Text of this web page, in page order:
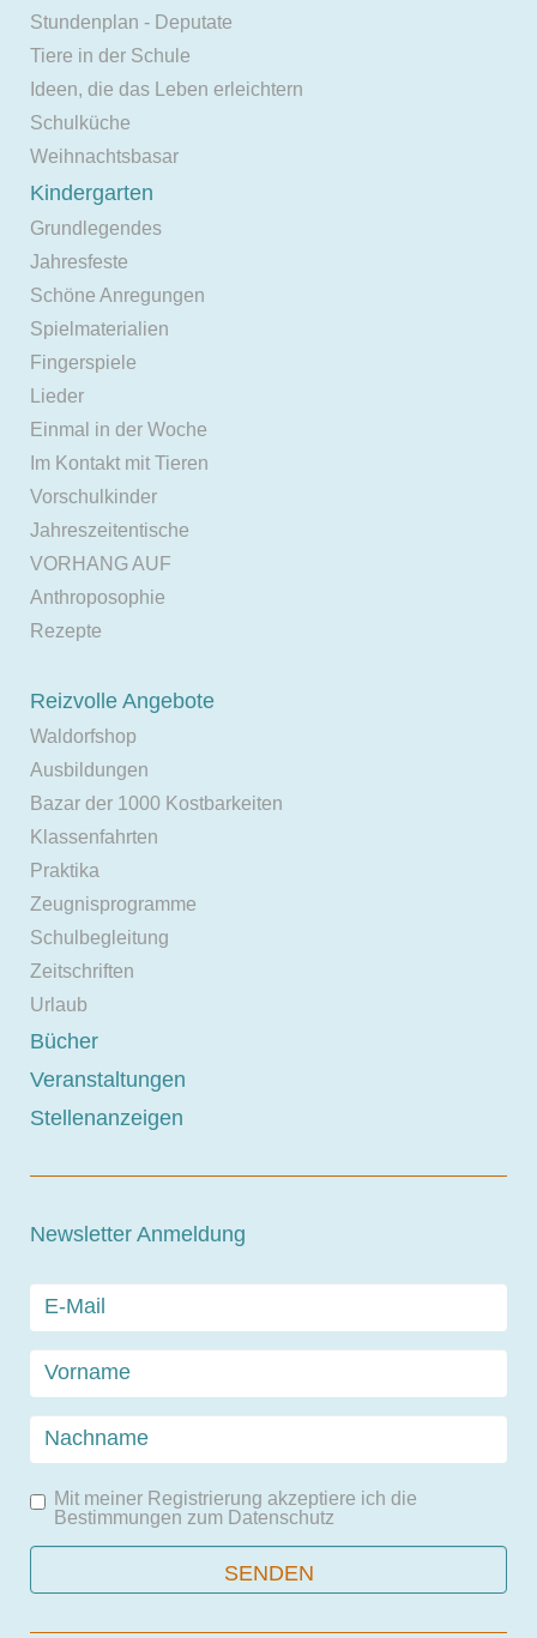
Stundenplan - Deputate
Tiere in der Schule
Ideen, die das Leben erleichtern
Schulküche
Weihnachtsbasar
Kindergarten
Grundlegendes
Jahresfeste
Schöne Anregungen
Spielmaterialien
Fingerspiele
Lieder
Einmal in der Woche
Im Kontakt mit Tieren
Vorschulkinder
Jahreszeitentische
VORHANG AUF
Anthroposophie
Rezepte
Reizvolle Angebote
Waldorfshop
Ausbildungen
Bazar der 1000 Kostbarkeiten
Klassenfahrten
Praktika
Zeugnisprogramme
Schulbegleitung
Zeitschriften
Urlaub
Bücher
Veranstaltungen
Stellenanzeigen
Newsletter Anmeldung
Mit meiner Registrierung akzeptiere ich die
Bestimmungen zum Datenschutz